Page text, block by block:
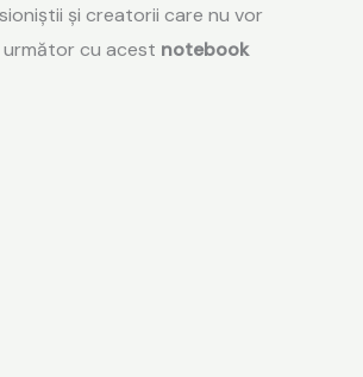
și creatorii care nu vor
cu acest notebook